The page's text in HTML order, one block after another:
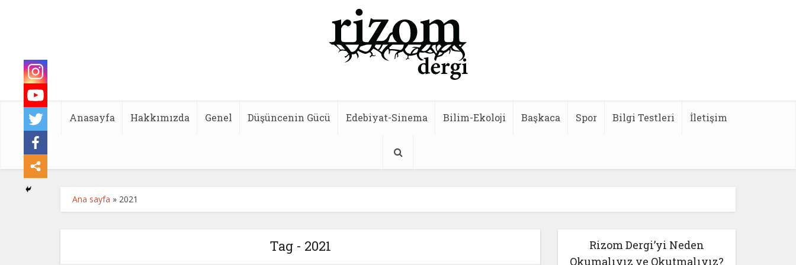
Anasayfa Hakkımızda Genel Düşüncenin Gücü Edebiyat-Sinema Bilim-Ekoloji Başkaca Spor Bilgi Testleri İletişim
Ana sayfa » 2021
Tag - 2021
Rizom Dergi’yi Neden
Okumalıyız ve Okutmalıyız?